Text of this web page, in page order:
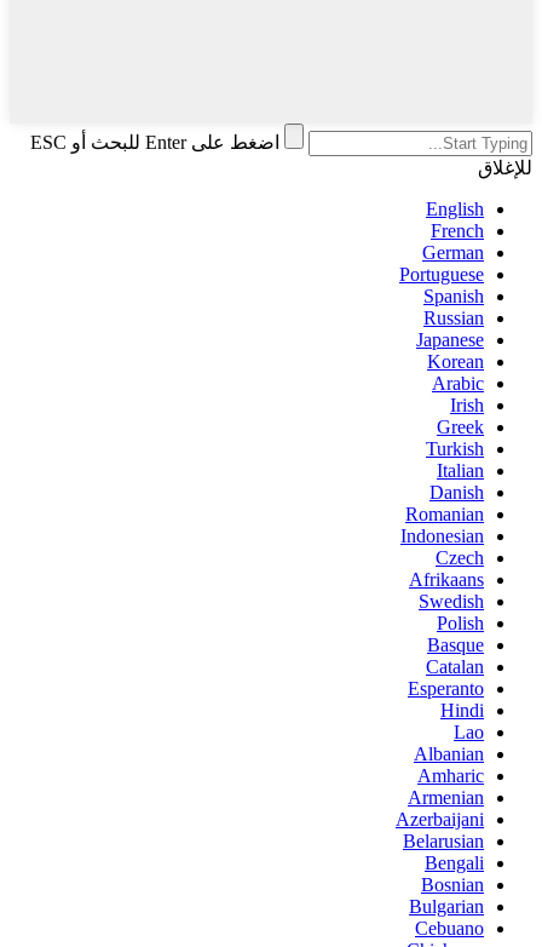
اضغط على Enter للبحث أو ESC
للإغلاق
English
French
German
Portuguese
Spanish
Russian
Japanese
Korean
Arabic
Irish
Greek
Turkish
Italian
Danish
Romanian
Indonesian
Czech
Afrikaans
Swedish
Polish
Basque
Catalan
Esperanto
Hindi
Lao
Albanian
Amharic
Armenian
Azerbaijani
Belarusian
Bengali
Bosnian
Bulgarian
Cebuano